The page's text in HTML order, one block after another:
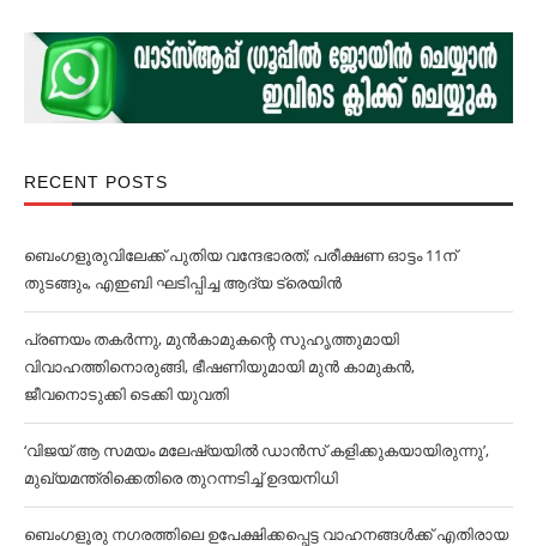
RECENT POSTS
ബെംഗളൂരുവിലേക്ക് പുതിയ വന്ദേഭാരത്; പരീക്ഷണ ഓട്ടം 11ന്
തുടങ്ങും, എഇബി ഘടിപ്പിച്ച ആദ്യ ട്രെയിന്‍
പ്രണയം തകര്‍ന്നു, മുൻകാമുകന്റെ സുഹൃത്തുമായി
വിവാഹത്തിനൊരുങ്ങി, ഭീഷണിയുമായി മുൻ കാമുകൻ,
ജീവനൊടുക്കി ടെക്കി യുവതി
‘വിജയ് ആ സമയം മലേഷ്യയില്‍ ഡാൻസ് കളിക്കുകയായിരുന്നു’,
മുഖ്യമന്ത്രിക്കെതിരെ തുറന്നടിച്ച്‌ ഉദയനിധി
ബെംഗളൂരു നഗരത്തിലെ ഉപേക്ഷിക്കപ്പെട്ട വാഹനങ്ങള്‍ക്ക് എതിരായ